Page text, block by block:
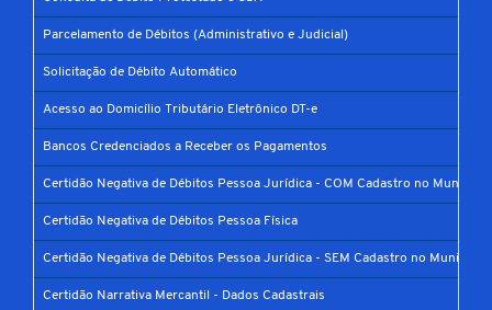
Parcelamento de Débitos (Administrativo e Judicial)
Solicitação de Débito Automático
Acesso ao Domicílio Tributário Eletrônico DT-e
Bancos Credenciados a Receber os Pagamentos
Certidão Negativa de Débitos Pessoa Jurídica - COM Cadastro no Município
Certidão Negativa de Débitos Pessoa Física
Certidão Negativa de Débitos Pessoa Jurídica - SEM Cadastro no Município
Certidão Narrativa Mercantil - Dados Cadastrais